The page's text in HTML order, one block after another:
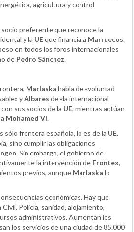
agricultura y control
socio preferente que reconoce la
y la UEque financia a Marruecos.
en todos los foros internacionales
de Pedro Sánchez.
Marlaska habla de «voluntad
yAlbares de «la internacional
sus socios de la UE, mientras actúan
Mohamed VI.
sólo frontera española, lo es de la UE.
sino cumplir las obligaciones
Sin embargo, el gobierno de
la intervención de Frontex,
previos, aunque Marlaska lo
económicas. Hay que
Policía, sanidad, alojamiento,
administrativos. Aumentan los
los servicios de una ciudad de 85.000